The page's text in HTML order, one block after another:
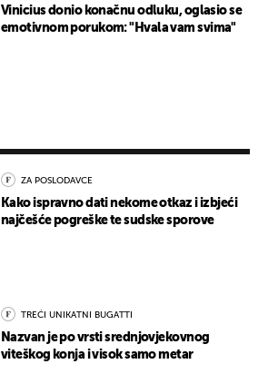
Vinicius donio konačnu odluku, oglasio se
emotivnom porukom: "Hvala vam svima"
ZA POSLODAVCE
Kako ispravno dati nekome otkaz i izbjeći
najčešće pogreške te sudske sporove
TREĆI UNIKATNI BUGATTI
Nazvan je po vrsti srednjovjekovnog
viteškog konja i visok samo metar